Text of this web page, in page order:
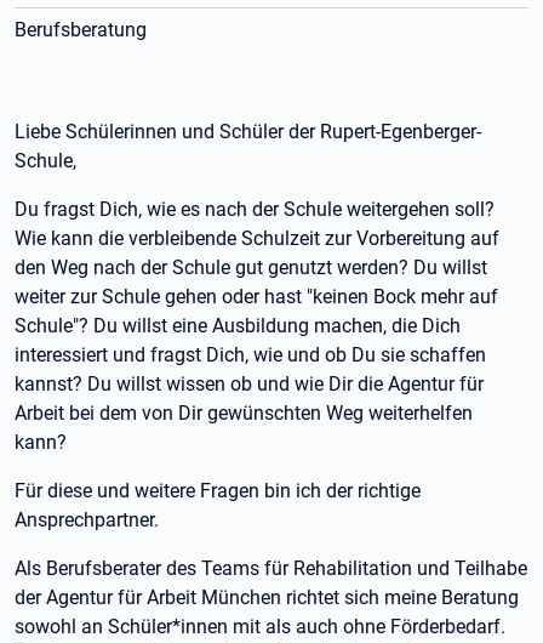
Berufsberatung
Liebe Schülerinnen und Schüler der Rupert-Egenberger-
Schule,
Du fragst Dich, wie es nach der Schule weitergehen soll?
Wie kann die verbleibende Schulzeit zur Vorbereitung auf
den Weg nach der Schule gut genutzt werden? Du willst
weiter zur Schule gehen oder hast "keinen Bock mehr auf
Schule"? Du willst eine Ausbildung machen, die Dich
interessiert und fragst Dich, wie und ob Du sie schaffen
kannst? Du willst wissen ob und wie Dir die Agentur für
Arbeit bei dem von Dir gewünschten Weg weiterhelfen
kann?
Für diese und weitere Fragen bin ich der richtige
Ansprechpartner.
Als Berufsberater des Teams für Rehabilitation und Teilhabe
der Agentur für Arbeit München richtet sich meine Beratung
sowohl an Schüler*innen mit als auch ohne Förderbedarf.